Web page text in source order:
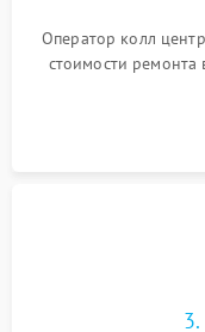
Оператор колл
стоимости